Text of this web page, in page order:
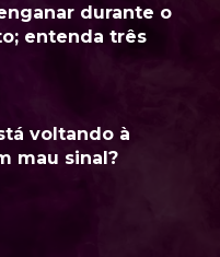
durante o
entenda três
voltando à
mau sinal?